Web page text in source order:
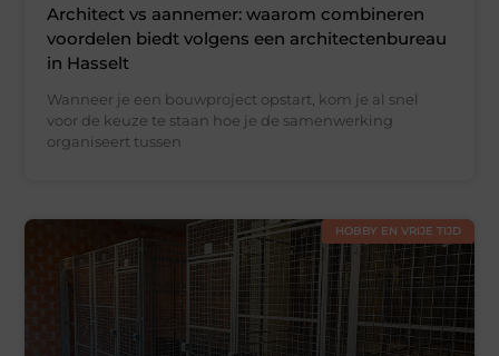
Architect vs aannemer: waarom combineren
voordelen biedt volgens een architectenbureau
in Hasselt
Wanneer je een bouwproject opstart, kom je al snel
voor de keuze te staan hoe je de samenwerking
organiseert tussen
HOBBY EN VRIJE TIJD